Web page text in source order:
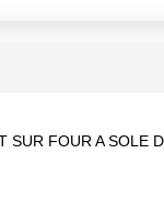
SUR FOUR A SOLE